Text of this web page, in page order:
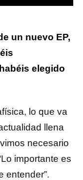
un nuevo EP,
elegido
lo que va
llena
necesario
importante es
entender”.